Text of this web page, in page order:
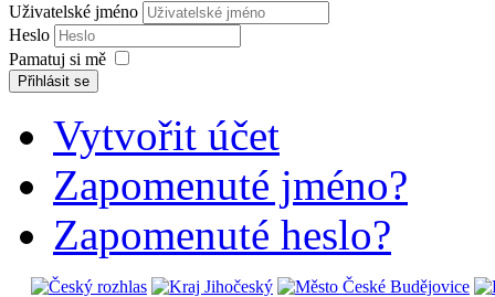
Uživatelské jméno
Heslo
Pamatuj si mě
Přihlásit se
Vytvořit účet
Zapomenuté jméno?
Zapomenuté heslo?